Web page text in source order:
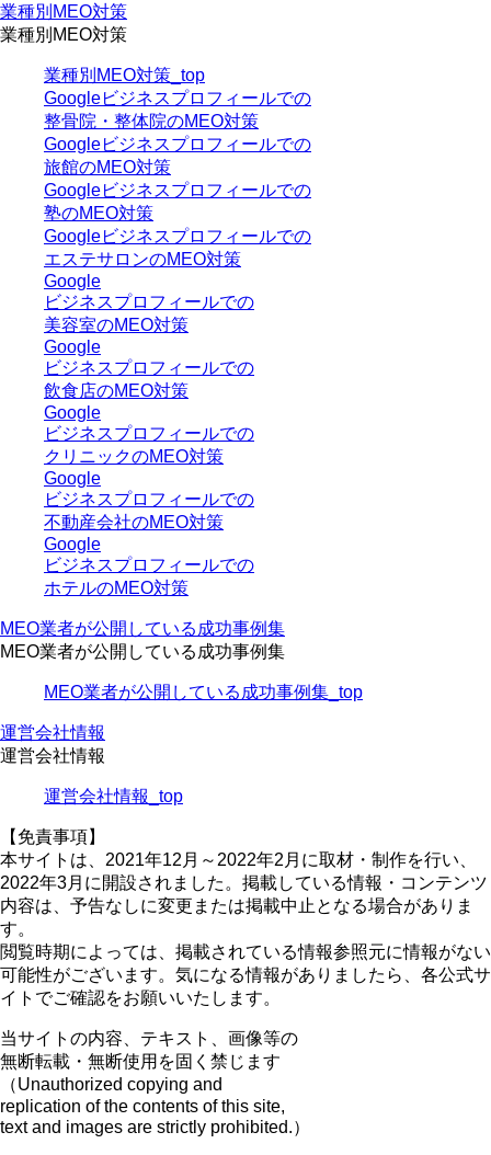
業種別MEO対策
業種別MEO対策
業種別MEO対策_top
Googleビジネスプロフィールでの
整骨院・整体院のMEO対策
Googleビジネスプロフィールでの
旅館のMEO対策
Googleビジネスプロフィールでの
塾のMEO対策
Googleビジネスプロフィールでの
エステサロンのMEO対策
Google
ビジネスプロフィールでの
美容室のMEO対策
Google
ビジネスプロフィールでの
飲食店のMEO対策
Google
ビジネスプロフィールでの
クリニックのMEO対策
Google
ビジネスプロフィールでの
不動産会社のMEO対策
Google
ビジネスプロフィールでの
ホテルのMEO対策
MEO業者が公開している成功事例集
MEO業者が公開している成功事例集
MEO業者が公開している成功事例集_top
運営会社情報
運営会社情報
運営会社情報_top
【免責事項】
本サイトは、2021年12月～2022年2月に取材・制作を行い、
2022年3月に開設されました。掲載している情報・コンテンツ
内容は、予告なしに変更または掲載中止となる場合がありま
す。
閲覧時期によっては、掲載されている情報参照元に情報がない
可能性がございます。気になる情報がありましたら、各公式サ
イトでご確認をお願いいたします。
当サイトの内容、テキスト、画像等の
無断転載・無断使用を固く禁じます
（Unauthorized copying and
replication of the contents of this site,
text and images are strictly prohibited.）